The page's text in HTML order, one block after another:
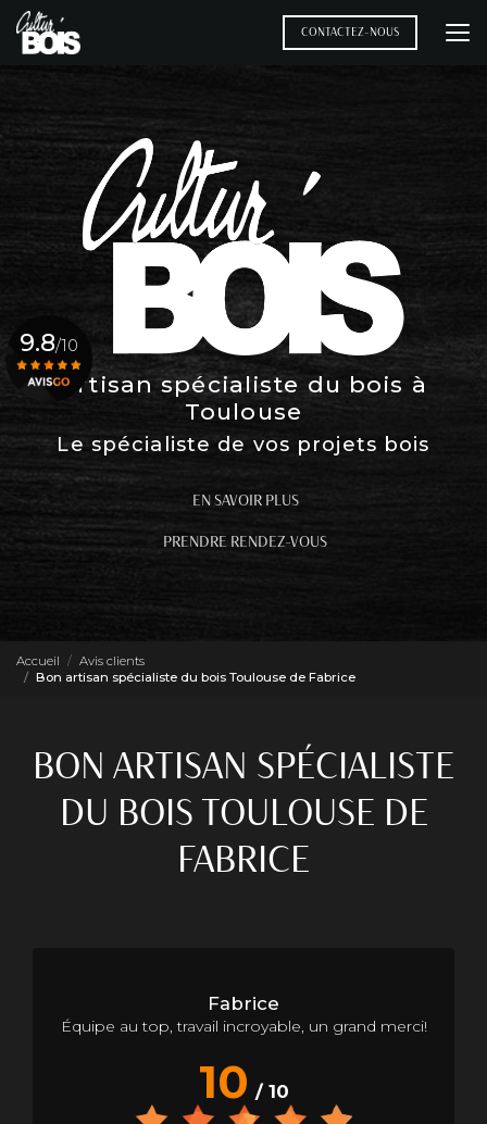
Aller
au
contenu
CONTACTEZ-NOUS
Artisan spécialiste du bois à
Toulouse
Le spécialiste de vos projets bois
EN SAVOIR PLUS
PRENDRE RENDEZ-VOUS
9.8/10
Accueil
Avis clients
Bon artisan spécialiste du bois Toulouse de Fabrice
BON ARTISAN SPÉCIALISTE
DU BOIS TOULOUSE DE
FABRICE
Fabrice
Équipe au top, travail incroyable, un grand merci!
10 / 10